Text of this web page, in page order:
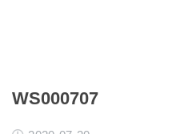
WS000707